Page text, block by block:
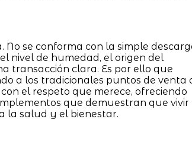
No se conforma con la simple
nivel de humedad, el origen del
transacción clara. Es por ello que
a los tradicionales puntos de venta
el respeto que merece, ofreciendo
que demuestran que vivir
la salud y el bienestar.